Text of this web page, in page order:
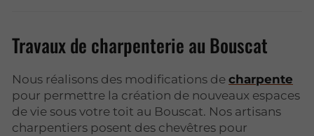
Travaux de charpenterie au Bouscat
Nous réalisons des modifications de charpente
pour permettre la création de nouveaux espaces
de vie sous votre toit au Bouscat. Nos artisans
charpentiers posent des chevêtres pour